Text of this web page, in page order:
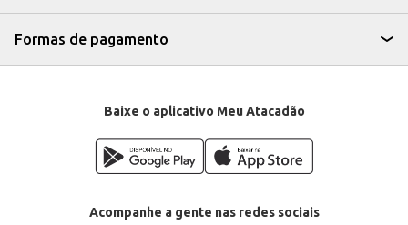
Formas de pagamento
Baixe o aplicativo Meu Atacadão
Acompanhe a gente nas redes sociais